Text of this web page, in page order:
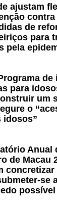
ajustam
de
para
pela
de
para
um
o
idosos”
Anual
de Macau
se
possível